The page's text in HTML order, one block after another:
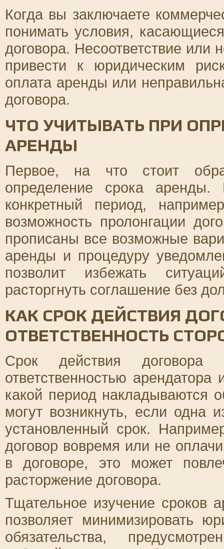
Когда вы заключаете
понимать условия,
договора. Несоответствие или
привести к юридическим
оплата аренды или
договора.
ЧТО УЧИТЫВАТЬ ПРИ
АРЕНДЫ
Первое, на что стоит
определение срока
конкретный период,
возможность пролонгации
прописаны все возможные
аренды и процедуру
позволит избежать
расторгнуть соглашение без
КАК СРОК ДЕЙСТВИЯ
ОТВЕТСТВЕННОСТЬ
Срок действия
ответственностью
какой период накладываются
могут возникнуть, если одна
установленный срок.
договор вовремя или не
в договоре, это может
расторжение договора.
Тщательное изучение сроков
позволяет минимизировать
обязательства,